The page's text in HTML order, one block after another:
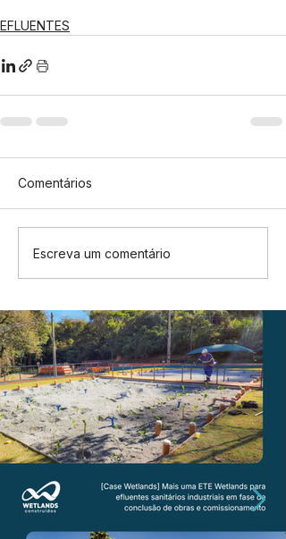
EFLUENTES
Comentários
Escreva um comentário